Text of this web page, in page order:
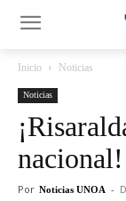
Inicio Noticias
Noticias
nacional!
Por Noticias UNOA -